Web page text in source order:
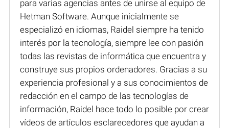
para varias agencias antes de unirse al equipo de
Hetman Software. Aunque inicialmente se
especializó en idiomas, Raidel siempre ha tenido
interés por la tecnología, siempre lee con pasión
todas las revistas de informática que encuentra y
construye sus propios ordenadores. Gracias a su
experiencia profesional y a sus conocimientos de
redacción en el campo de las tecnologías de
información, Raidel hace todo lo posible por crear
vídeos de artículos esclarecedores que ayudan a